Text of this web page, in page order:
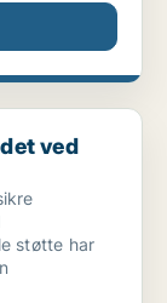
ved
støtte har